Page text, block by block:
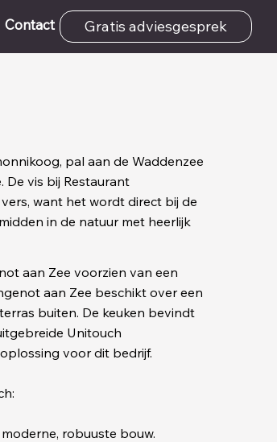
Contact Gratis adviesgesprek
pal aan de Waddenzee
De vis bij Restaurant
want het wordt direct bij de
in de natuur met heerlijk
aan Zee voorzien van een
aan Zee beschikt over een
buiten. De keuken bevindt
Unitouch
voor dit bedrijf.
robuuste bouw.